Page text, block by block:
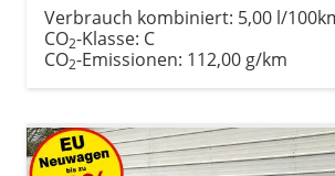
Verbrauch kombiniert: 5,00 l/
CO2-Klasse: C
CO2-Emissionen: 112,00 g/km